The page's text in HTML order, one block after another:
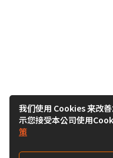
我们使用 Cookies 来改
示您接受本公司使用
策